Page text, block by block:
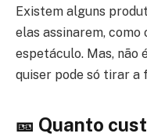
Existem alguns
elas assinarem, como
espetáculo. Mas, não
quiser pode só tirar a
🎫 Quanto